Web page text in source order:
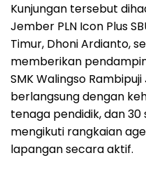
Kunjungan tersebut
Jember PLN Icon Plus
Timur, Dhoni Ardianto,
memberikan
SMK Walingso
berlangsung dengan
tenaga pendidik, dan 30
mengikuti rangkaian
lapangan secara aktif.